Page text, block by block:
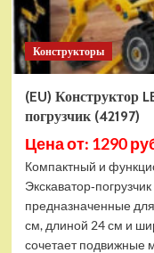
Конструкторы
(EU) Конструктор
погрузчик (42197)
Цена от: 1290
Компактный и
предназначенные
см, длиной 24 см и
сочетает